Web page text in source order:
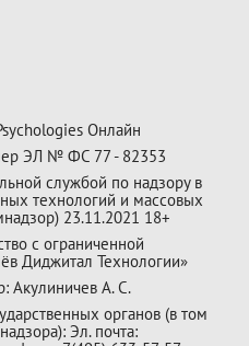
Онлайн
ЭЛ № ФС 77 - 82353
службой по надзору в
технологий и массовых
23.11.2021 18+
с ограниченной
Диджитал Технологии»
Акулиничев А. С.
органов (в том
Эл. почта: